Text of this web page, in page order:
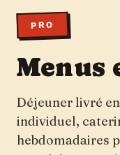
PRO
Menus
Déjeuner livré
individuel,
hebdomadaires